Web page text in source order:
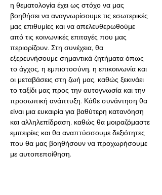
η θεματολογία έχει ως στόχο να μας
βοηθήσει να αναγνωρίσουμε τις εσωτερικές
μας επιθυμίες και να απελευθερωθούμε
από τις κοινωνικές επιταγές που μας
περιορίζουν. Στη συνέχεια, θα
εξερευνήσουμε σημαντικά ζητήματα όπως
το άγχος, η εμπιστοσύνη, η επικοινωνία και
οι μεταβάσεις στη ζωή μας, καθώς ξεκινάει
το ταξίδι μας προς την αυτογνωσία και την
προσωπική ανάπτυξη. Κάθε συνάντηση θα
είναι μια ευκαιρία για βαθύτερη κατανόηση
και αλληλεπίδραση, καθώς θα μοιραζόμαστε
εμπειρίες και θα αναπτύσσουμε δεξιότητες
που θα μας βοηθήσουν να προχωρήσουμε
με αυτοπεποίθηση.